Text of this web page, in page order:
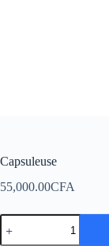
Capsuleuse
55,000.00CFA